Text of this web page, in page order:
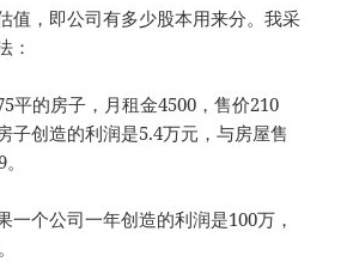
值，即公司有多少股本用来分。我采
：
平的房子，月租金4500，售价210
子创造的利润是5.4万元，与房屋售
一个公司一年创造的利润是100万，